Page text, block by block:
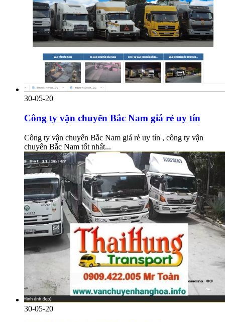
30-05-20
Công ty vận chuyển Bắc Nam giá rẻ uy tín
Công ty vận chuyển Bắc Nam giá rẻ uy tín , công ty vận
chuyển Bắc Nam tốt nhất...
30-05-20